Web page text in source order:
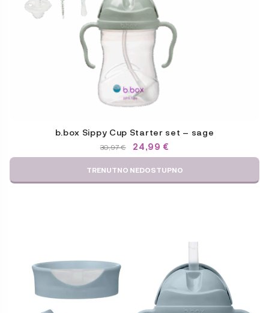
b.box Sippy Cup Starter set – sage
30,97€
IZVORNA
CIJENA
JE:
30,97 €.
24,99 €
CIJENA
24,99 €.
TRENUTNO NEDOSTUPNO
Opcije